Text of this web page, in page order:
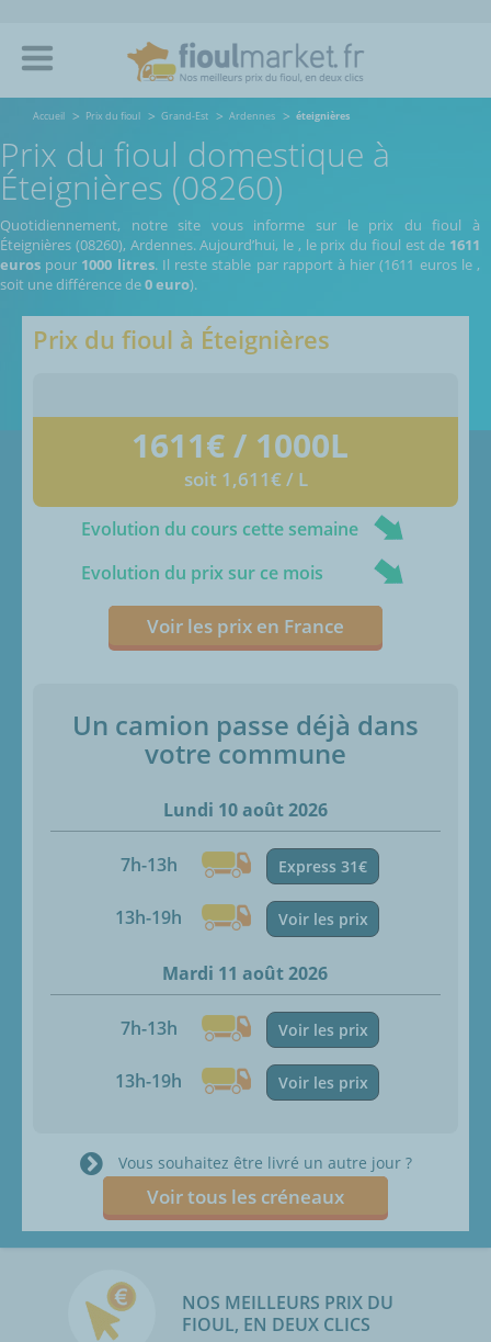
Accueil Prix du fioul Grand-Est Ardennes éteignières
Prix du fioul domestique à
Éteignières (08260)
Quotidiennement, notre site vous informe sur le prix du fioul à
Éteignières (08260), Ardennes.Aujourd’hui, le , le prix du fioul est de 1611
euros pour 1000 litres. Il reste stable par rapport à hier (1611 euros le,
soit une différence de0 euro).
Prix du fioul à Éteignières
1611€ / 1000L
soit 1,611€ / L
Evolution du cours cette semaine
Evolution du prix sur ce mois
Voir les prix en France
Un camion passe déjà dans
votre commune
Lundi 10 août 2026
7h-13h Express 31€
13h-19h Voir les prix
Mardi 11 août 2026
7h-13h Voir les prix
13h-19h Voir les prix
Vous souhaitez être livré un autre jour ?
Voir tous les créneaux
NOS MEILLEURS PRIX DU
FIOUL, EN DEUX CLICS